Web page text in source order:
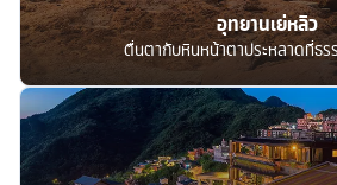
อุทยานเย่หลิว
ตื่นตากับหินหน้าตาประหลาดที่ธร